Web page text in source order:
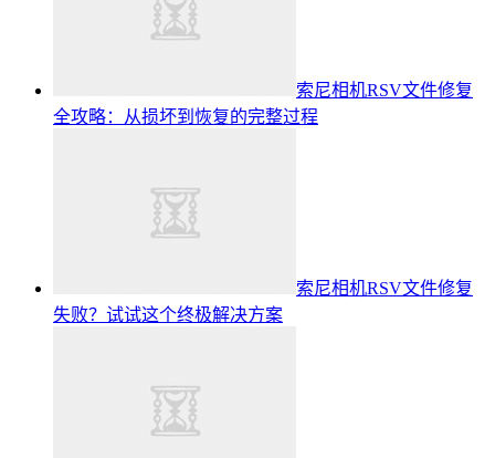
索尼相机RSV文件修复
全攻略：从损坏到恢复的完整过程
索尼相机RSV文件修复
失败？试试这个终极解决方案